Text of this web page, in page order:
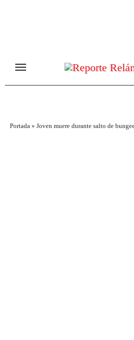
Portada » Joven muere durante salto de